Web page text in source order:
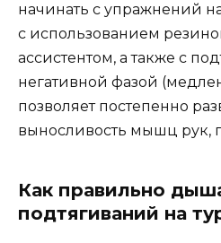
начинать с упражнений
с использованием
ассистентом, а также с
негативной фазой
позволяет постепенно
выносливость мышц рук,
Как правильно
подтягиваний на